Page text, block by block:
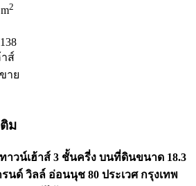
2
ส์
าย
ติม
ทาวน์เฮ้าส์ 3 ชั้นครี่ง บนที่ดินขนาด 18.3
นด์ วิลล์ อ่อนนุช 80 ประเวศ กรุงเทพ